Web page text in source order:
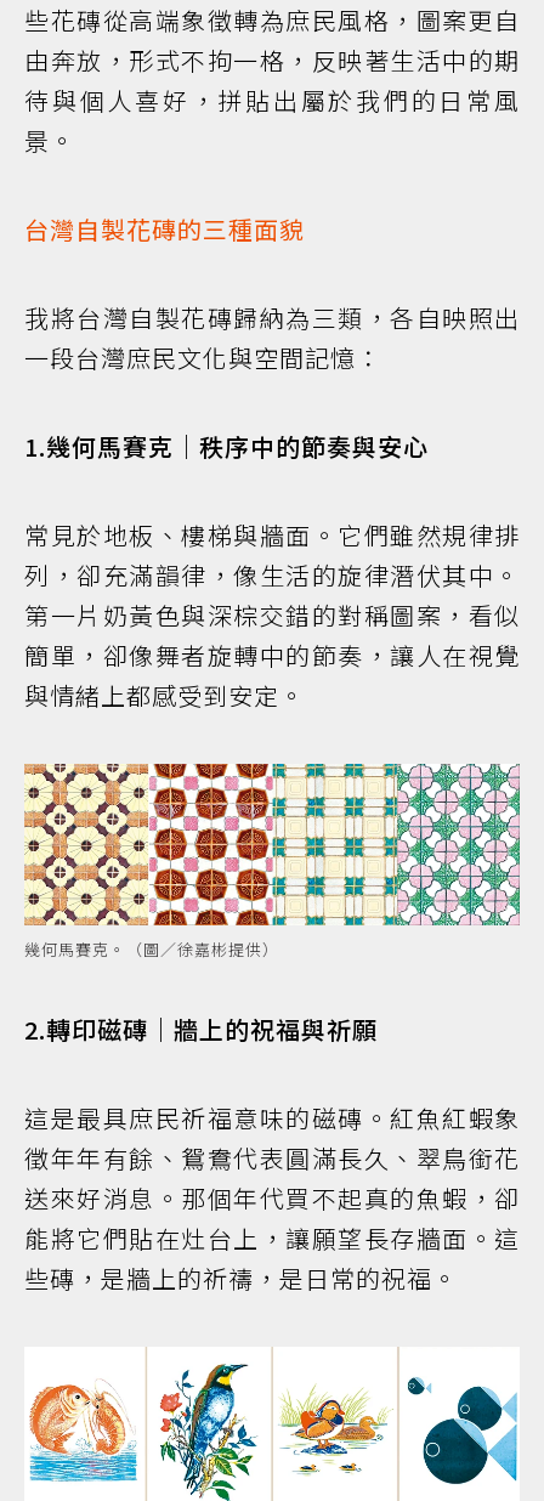
些花磚從高端象徵轉為庶民風格，圖案更自
由奔放，形式不拘一格，反映著生活中的期
待與個人喜好，拼貼出屬於我們的日常風
景。
台灣自製花磚的三種面貌
我將台灣自製花磚歸納為三類，各自映照出
一段台灣庶民文化與空間記憶：
1.幾何馬賽克｜秩序中的節奏與安心
常見於地板、樓梯與牆面。它們雖然規律排
列，卻充滿韻律，像生活的旋律潛伏其中。
第一片奶黃色與深棕交錯的對稱圖案，看似
簡單，卻像舞者旋轉中的節奏，讓人在視覺
與情緒上都感受到安定。
幾何馬賽克。（圖／徐嘉彬提供）
2.轉印磁磚｜牆上的祝福與祈願
這是最具庶民祈福意味的磁磚。紅魚紅蝦象
徵年年有餘、鴛鴦代表圓滿長久、翠鳥銜花
送來好消息。那個年代買不起真的魚蝦，卻
能將它們貼在灶台上，讓願望長存牆面。這
些磚，是牆上的祈禱，是日常的祝福。